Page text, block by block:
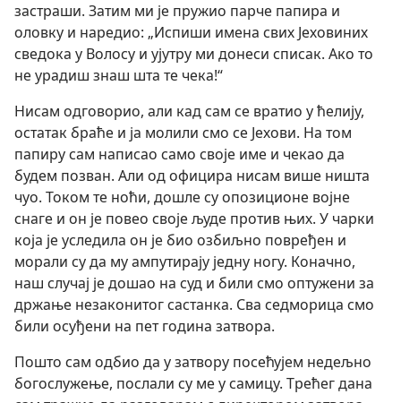
застраши. Затим ми је пружио парче папира и
оловку и наредио: „Испиши имена свих Јеховиних
сведока у Волосу и ујутру ми донеси списак. Ако то
не урадиш знаш шта те чека!“
Нисам одговорио, али кад сам се вратио у ћелију,
остатак браће и ја молили смо се Јехови. На том
папиру сам написао само своје име и чекао да
будем позван. Али од официра нисам више ништа
чуо. Током те ноћи, дошле су опозиционе војне
снаге и он је повео своје људе против њих. У чарки
која је уследила он је био озбиљно повређен и
морали су да му ампутирају једну ногу. Коначно,
наш случај је дошао на суд и били смо оптужени за
држање незаконитог састанка. Сва седморица смо
били осуђени на пет година затвора.
Пошто сам одбио да у затвору посећујем недељно
богослужење, послали су ме у самицу. Трећег дана